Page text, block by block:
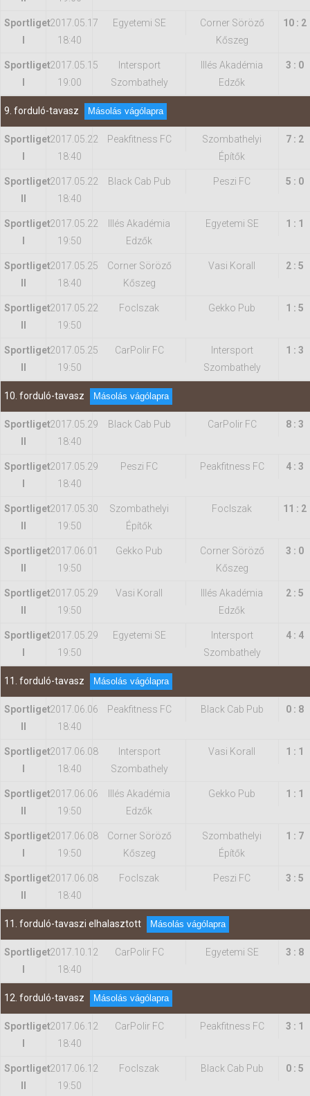
Sportliget2017.05.17
18:40
Egyetemi SE
Corner Söröző
Kőszeg
10 : 2
Sportliget2017.05.15
19:00
Intersport
Szombathely
Illés Akadémia
Edzők
3 : 0
9. forduló-tavasz Másolás vágólapra
Sportliget2017.05.22
18:40
Peakfitness FC
Szombathelyi
Építők
7 : 2
Sportliget2017.05.22
18:40
Black Cab Pub Peszi FC 5 : 0
Sportliget2017.05.22
19:50
Illés Akadémia
Edzők
Egyetemi SE 1 : 1
Sportliget2017.05.25
18:40
Corner Söröző
Kőszeg
Vasi Korall 2 : 5
Sportliget2017.05.22
19:50
FocIszak Gekko Pub 1 : 5
Sportliget2017.05.25
19:50
CarPolir FC
Intersport
Szombathely
1 : 3
10. forduló-tavasz Másolás vágólapra
Sportliget2017.05.29
18:40
Black Cab Pub CarPolir FC 8 : 3
Sportliget2017.05.29
18:40
Peszi FC Peakfitness FC 4 : 3
Sportliget2017.05.30
19:50
Szombathelyi
Építők
FocIszak 11 : 2
Sportliget2017.06.01
19:50
Gekko Pub
Corner Söröző
Kőszeg
3 : 0
Sportliget2017.05.29
19:50
Vasi Korall
Illés Akadémia
Edzők
2 : 5
Sportliget2017.05.29
19:50
Egyetemi SE
Intersport
Szombathely
4 : 4
11. forduló-tavasz Másolás vágólapra
Sportliget2017.06.06
18:40
Peakfitness FC Black Cab Pub 0 : 8
Sportliget2017.06.08
18:40
Intersport
Szombathely
Vasi Korall 1 : 1
Sportliget2017.06.06
19:50
Illés Akadémia
Edzők
Gekko Pub 1 : 1
Sportliget2017.06.08
19:50
Corner Söröző
Kőszeg
Szombathelyi
Építők
1 : 7
Sportliget2017.06.08
18:40
FocIszak Peszi FC 3 : 5
11. forduló-tavaszi elhalasztott Másolás vágólapra
Sportliget2017.10.12
18:40
CarPolir FC Egyetemi SE 3 : 8
12. forduló-tavasz Másolás vágólapra
Sportliget2017.06.12
18:40
CarPolir FC Peakfitness FC 3 : 1
Sportliget2017.06.12
19:50
FocIszak Black Cab Pub 0 : 5